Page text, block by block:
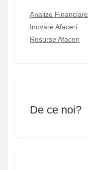
Analize Financiare
Inovare Afaceri
Resurse Afaceri
De ce noi?